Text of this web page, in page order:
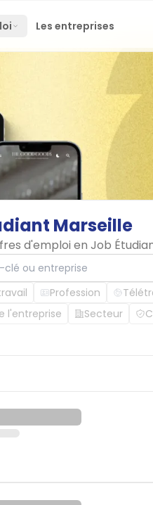
Les entreprises
Marseille
d'emploi en Job
ou entreprise
Profession
l'entreprise Secteur